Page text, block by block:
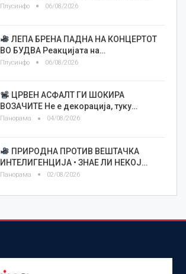
Плусинфо 06/08/2026
ЛЕПА БРЕНА ПАДНА НА КОНЦЕРТОТ
ВО БУДВА Реакцијата на…
Плусинфо 06/08/2026
ЦРВЕН АСФАЛТ ГИ ШОКИРА
ВОЗАЧИТЕ Не е декорација, туку…
Панорама 04/08/2026
ПРИРОДНА ПРОТИВ ВЕШТАЧКА
ИНТЕЛИГЕНЦИЈА • ЗНАЕ ЛИ НЕКОЈ…
Панорама 02/08/2026